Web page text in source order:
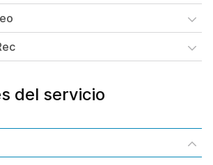
del servicio